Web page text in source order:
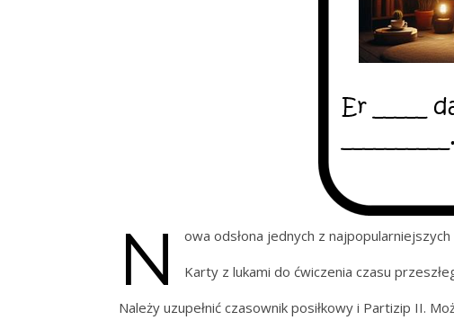
N
owa odsłona jednych z
Karty z lukami do ćwiczenia czasu
Należy uzupełnić czasownik posiłkowy i Partizip II.